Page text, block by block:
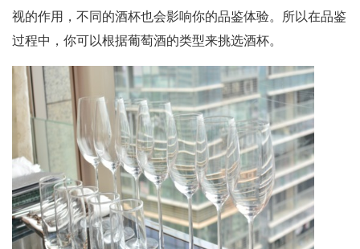
视的作用，不同的酒杯也会影响你的品鉴体验。所以在品鉴
过程中，你可以根据葡萄酒的类型来挑选酒杯。